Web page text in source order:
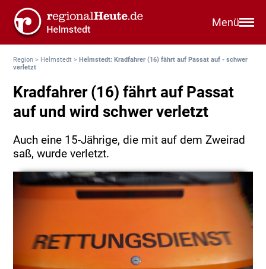
Menü
Region > Helmstedt >Helmstedt: Kradfahrer (16) fährt auf Passat auf - schwer
verletzt
Kradfahrer (16) fährt auf Passat
auf und wird schwer verletzt
Auch eine 15-Jährige, die mit auf dem Zweirad
saß, wurde verletzt.